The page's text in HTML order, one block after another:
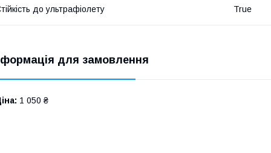
до ультрафіолету True
для замовлення
1 050 ₴